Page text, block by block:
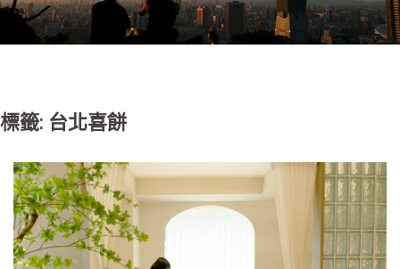
標籤: 台北喜餅